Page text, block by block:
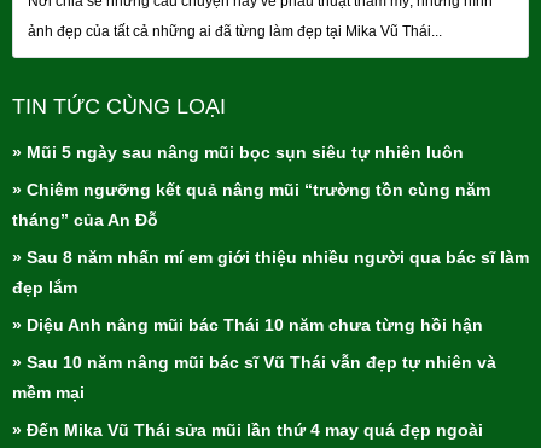
ảnh đẹp của tất cả những ai đã từng làm đẹp tại Mika Vũ Thái...
TIN TỨC CÙNG LOẠI
» Mũi 5 ngày sau nâng mũi bọc sụn siêu tự nhiên luôn
» Chiêm ngưỡng kết quả nâng mũi “trường tồn cùng năm
tháng” của An Đỗ
» Sau 8 năm nhấn mí em giới thiệu nhiều người qua bác sĩ làm
đẹp lắm
» Diệu Anh nâng mũi bác Thái 10 năm chưa từng hồi hận
» Sau 10 năm nâng mũi bác sĩ Vũ Thái vẫn đẹp tự nhiên và
mềm mại
» Đến Mika Vũ Thái sửa mũi lần thứ 4 may quá đẹp ngoài